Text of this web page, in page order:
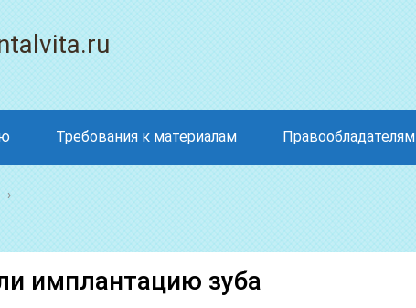
Требования к материалам Правообладателям
имплантацию зуба